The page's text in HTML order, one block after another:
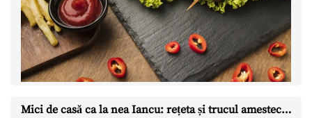
Mici de casă ca la nea Iancu: rețeta și trucul amestecului perfect